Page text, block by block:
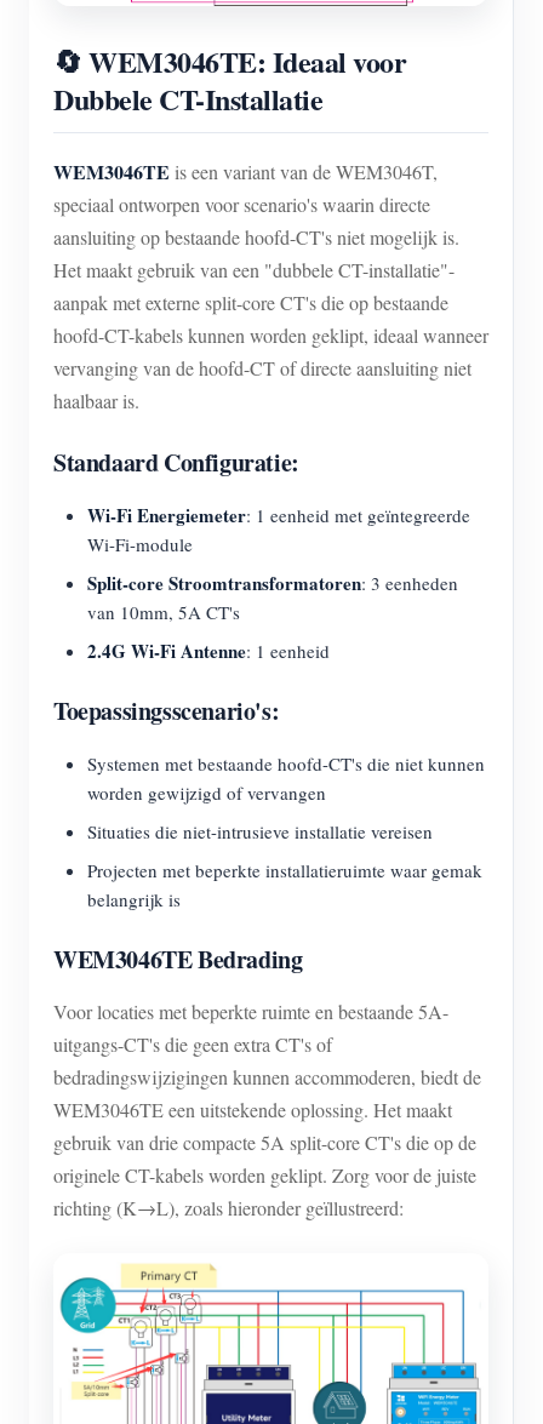
🔄 WEM3046TE: Ideaal voor
Dubbele CT-Installatie
WEM3046TE is een variant van de WEM3046T,
speciaal ontworpen voor scenario's waarin directe
aansluiting op bestaande hoofd-CT's niet mogelijk is.
Het maakt gebruik van een "dubbele CT-installatie"-
aanpak met externe split-core CT's die op bestaande
hoofd-CT-kabels kunnen worden geklipt, ideaal wanneer
vervanging van de hoofd-CT of directe aansluiting niet
haalbaar is.
Standaard Configuratie:
Wi-Fi Energiemeter: 1 eenheid met geïntegreerde
Wi-Fi-module
Split-core Stroomtransformatoren: 3 eenheden
van 10mm, 5A CT's
2.4G Wi-Fi Antenne: 1 eenheid
Toepassingsscenario's:
Systemen met bestaande hoofd-CT's die niet kunnen
worden gewijzigd of vervangen
Situaties die niet-intrusieve installatie vereisen
Projecten met beperkte installatieruimte waar gemak
belangrijk is
WEM3046TE Bedrading
Voor locaties met beperkte ruimte en bestaande 5A-
uitgangs-CT's die geen extra CT's of
bedradingswijzigingen kunnen accommoderen, biedt de
WEM3046TE een uitstekende oplossing. Het maakt
gebruik van drie compacte 5A split-core CT's die op de
originele CT-kabels worden geklipt. Zorg voor de juiste
richting (K→L), zoals hieronder geïllustreerd: